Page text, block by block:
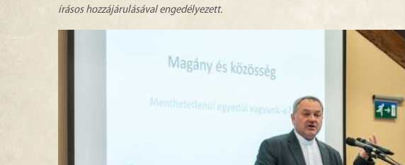
írásos hozzájárulásával engedélyezett.